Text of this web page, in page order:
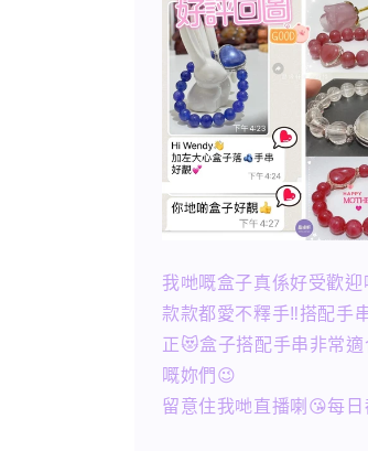
我哋嘅盒子真係好受歡迎
款款都愛不釋手‼️搭配手
正😻盒子搭配手串非常
嘅妳們😉
留意住我哋直播喇😘每